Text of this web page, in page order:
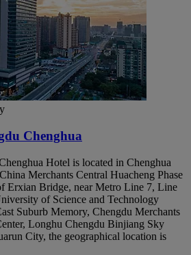
Chenghua
Hotel is located in Chenghua
Merchants Central Huacheng Phase
Erxian Bridge, near Metro Line 7, Line
of Science and Technology
Suburb Memory, Chengdu Merchants
Longhu Chengdu Binjiang Sky
City, the geographical location is